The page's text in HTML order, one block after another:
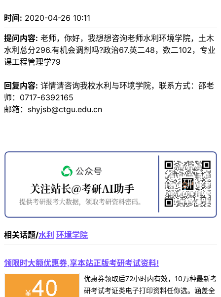
时间: 2020-04-26 10:11
提问内容: 老师，你好，我想想咨询老师水利环境学院，土木
水利总分296.有机会调剂吗?政治67.英二48，数二102，专业
课工程管理学79
回复内容: 详情请咨询我校水利与环境学院，联系方式：邵老
师：0717-6392165
邮箱：shyjsb@ctgu.edu.cn
相关话题/水利 环境学院
领限时大额优惠券,享本站正版考研考试资料!
优惠券领取后72小时内有效，10万种最新考
研考试考证类电子打印资料任你选。涵盖全